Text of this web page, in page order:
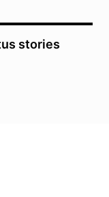
stories